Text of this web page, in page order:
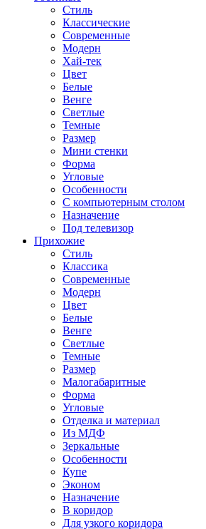
Стиль
Классические
Современные
Модерн
Хай-тек
Цвет
Белые
Венге
Светлые
Темные
Размер
Мини стенки
Форма
Угловые
Особенности
С компьютерным столом
Назначение
Под телевизор
Прихожие
Стиль
Классика
Современные
Модерн
Цвет
Белые
Венге
Светлые
Темные
Размер
Малогабаритные
Форма
Угловые
Отделка и материал
Из МДФ
Зеркальные
Особенности
Купе
Эконом
Назначение
В коридор
Для узкого коридора